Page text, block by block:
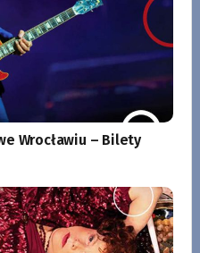
Wrocławiu – Bilety